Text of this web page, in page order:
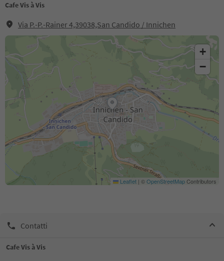
Cafe Vis à Vis
Via P.-P.-Rainer 4,39038,San Candido / Innichen
+
−
Leaflet | ©OpenStreetMapContributors
Contatti
Cafe Vis à Vis